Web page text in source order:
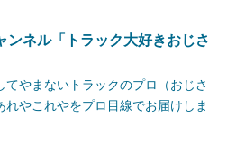
ンネル「トラック大好きおじさ
てやまないトラックのプロ（おじさ
れやこれやをプロ目線でお届けしま